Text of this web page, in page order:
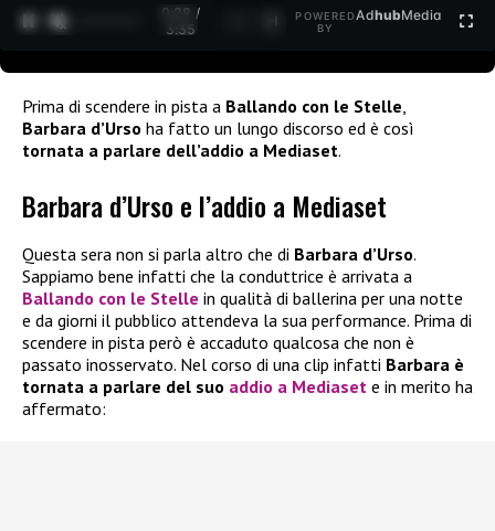
0:30 /
3:35
POWERED
BY
AdhubMedia
Prima di scendere in pista a Ballando con le Stelle
Barbara d’Urso ha fatto un lungo discorso ed è così
tornata a parlare dell’addio a Mediaset.
Barbara d’Urso e l’addio a Mediaset
Questa sera non si parla altro che di Barbara d’Urso.
Sappiamo bene infatti che la conduttrice è arrivata a
Ballando con le Stelle in qualità di ballerina per una notte
e da giorni il pubblico attendeva la sua performance. Prima di
scendere in pista però è accaduto qualcosa che non è
passato inosservato. Nel corso di una clip infatti Barbara è
tornata a parlare del suo addio a Mediaset e in merito ha
affermato: